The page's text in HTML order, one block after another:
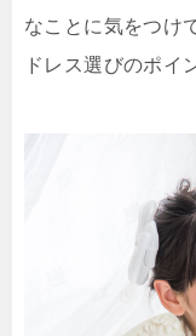
なことに気をつけ
ドレス選びのポイ